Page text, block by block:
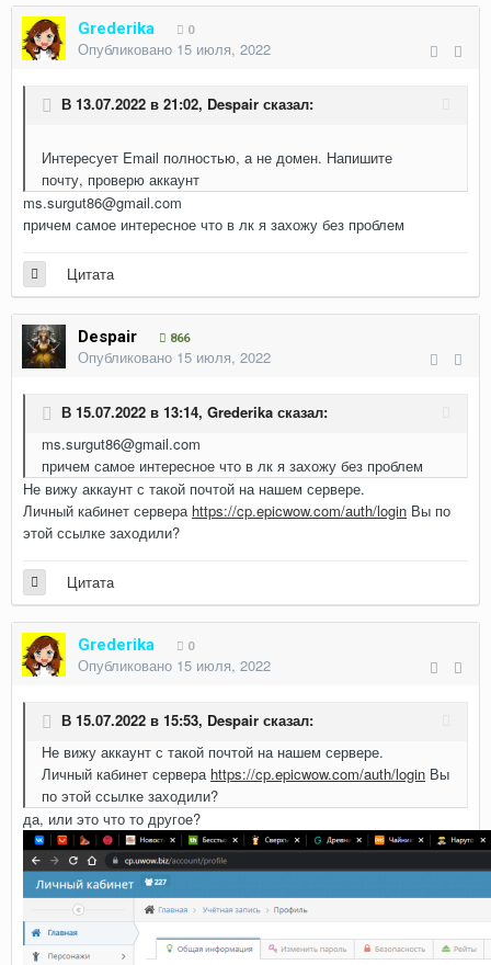
Grederika 0
Опубликовано 15 июля, 2022
В 13.07.2022 в 21:02, Despair сказал:
Интересует Email полностью, а не домен. Напишите
почту, проверю аккаунт
ms.surgut86@gmail.com
причем самое интересное что в лк я захожу без проблем
Цитата
Despair 866
Опубликовано 15 июля, 2022
В 15.07.2022 в 13:14, Grederika сказал:
ms.surgut86@gmail.com
причем самое интересное что в лк я захожу без проблем
Не вижу аккаунт с такой почтой на нашем сервере.
Личный кабинет сервера https://cp.epicwow.com/auth/login Вы по
этой ссылке заходили?
Цитата
Grederika 0
Опубликовано 15 июля, 2022
В 15.07.2022 в 15:53, Despair сказал:
Не вижу аккаунт с такой почтой на нашем сервере.
Личный кабинет сервера https://cp.epicwow.com/auth/login Вы
по этой ссылке заходили?
да, или это что то другое?